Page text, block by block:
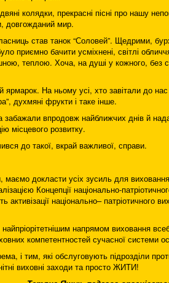
колядки, прекрасні пісні про нашу
довгожданий мир.
став танок “Соловей”. Щедрими,
приємно бачити усміхнені, світлі
теплою. Хоча, на душі у кожного, без
На ньому усі, хто завітали до
духмяні фрукти і таке інше.
забажали впродовж найближчих днів й
місцевого розвитку.
до такої, вкрай важливої, справи.
докласти усіх зусиль для
Концепції національно-
національно– патріотичного
напрямом виховання
компетентностей сучасної системи
і тим, які обслуговують підрозділи
виховні заходи та просто ЖИТИ!